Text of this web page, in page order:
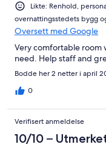
Likte: Renhold,
overnattingsstedets bygg
Oversett med Google
Very comfortable room
need. Help staff and
Bodde her 2 netter i april
0
Verifisert anmeldelse
10/10 –